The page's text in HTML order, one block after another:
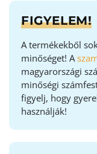
FIGYELEM!
A termékekből
minőséget! A
magyarországi
minőségi
figyelj, hogy
használják!